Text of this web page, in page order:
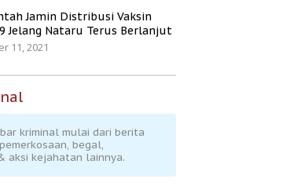
Jamin Distribusi Vaksin
Jelang Nataru Terus Berlanjut
11, 2021
kriminal mulai dari berita
begal,
aksi kejahatan lainnya.